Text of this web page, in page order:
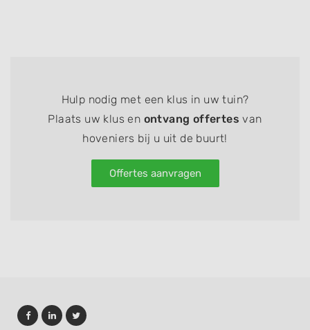
Hulp nodig met een klus in uw tuin?
Plaats uw klus en ontvang offertes van
hoveniers bij u uit de buurt!
Offertes aanvragen